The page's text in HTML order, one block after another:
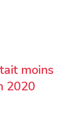
moins
2020